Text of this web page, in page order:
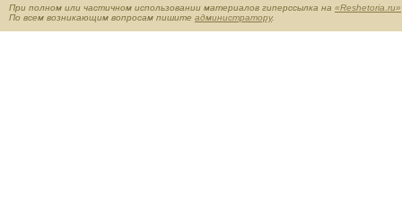
При полном или частичном использовании материалов гиперссылка на «Reshetoria.ru»
По всем возникающим вопросам пишите администратору.